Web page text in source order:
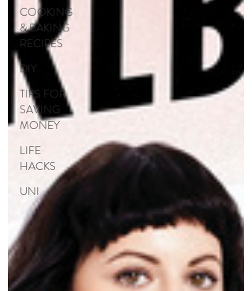
COOKING
& BAKING
RECIPES
DIY
TIPS FOR
SAVING
MONEY
LIFE
HACKS
UNI